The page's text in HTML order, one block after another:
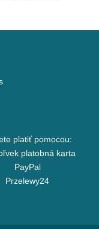
platiť pomocou:
platobná karta
PayPal
Przelewy24